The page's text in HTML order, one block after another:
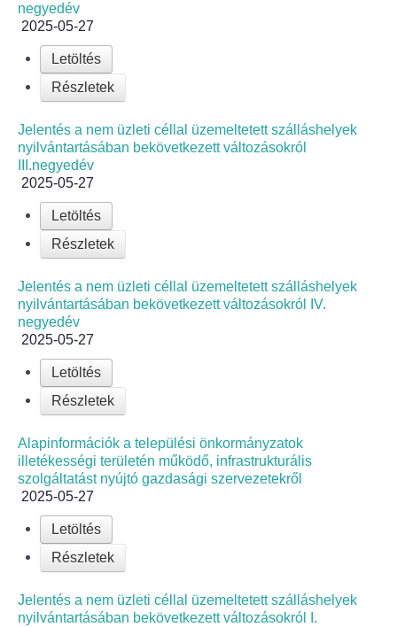
negyedév
2025-05-27
Letöltés
Részletek
Jelentés a nem üzleti céllal üzemeltetett szálláshelyek
nyilvántartásában bekövetkezett változásokról
III.negyedév
2025-05-27
Letöltés
Részletek
Jelentés a nem üzleti céllal üzemeltetett szálláshelyek
nyilvántartásában bekövetkezett változásokról IV.
negyedév
2025-05-27
Letöltés
Részletek
Alapinformációk a települési önkormányzatok
illetékességi területén működő, infrastrukturális
szolgáltatást nyújtó gazdasági szervezetekről
2025-05-27
Letöltés
Részletek
Jelentés a nem üzleti céllal üzemeltetett szálláshelyek
nyilvántartásában bekövetkezett változásokról I.